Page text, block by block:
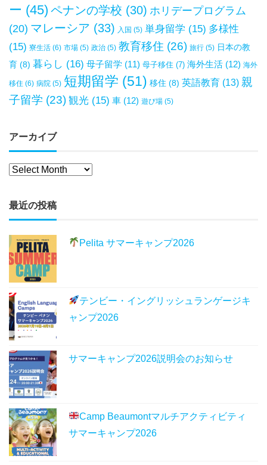
ー (45) ペナンの学校 (30) ホリデープログラム
(20) マレーシア (33) 入国 (5) 単身留学 (15) 多様性
(15) 寮生活 (6) 市場 (5) 政治 (5) 教育移住 (26) 旅行 (5) 日本の教
育 (8) 暮らし (16) 母子留学 (11) 母子移住 (7) 海外生活 (12) 海外
移住 (6) 病院 (5) 短期留学 (51) 移住 (8) 英語教育 (13) 親
子留学 (23) 観光 (15) 車 (12) 遊び場 (5)
アーカイブ
最近の投稿
Pelita サマーキャンプ2026
テンビー・イングリッシュランゲージキ
ャンプ2026
サマーキャンプ2026説明会のお知らせ
Camp Beaumontマルチアクティビティ
サマーキャンプ2026